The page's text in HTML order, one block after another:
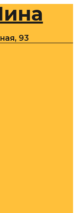
93